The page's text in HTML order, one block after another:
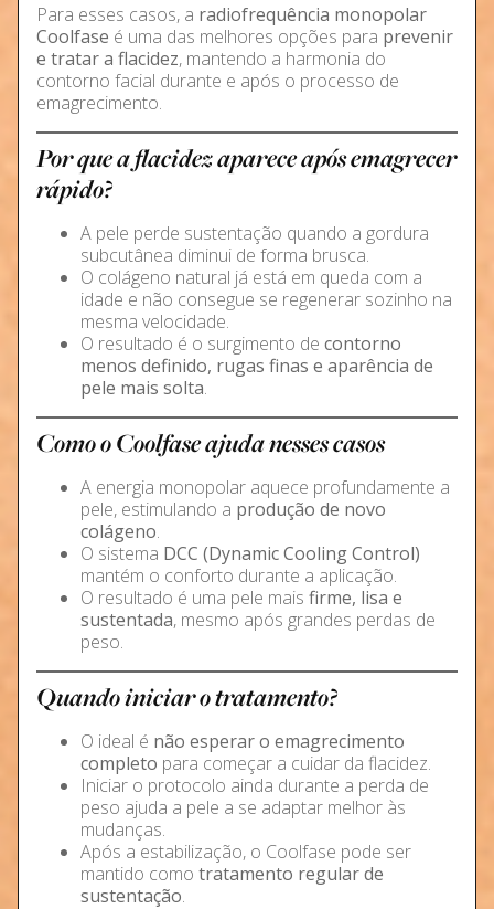
Para esses casos, a radiofrequência monopolar
Coolfase é uma das melhores opções para prevenir
e tratar a flacidez, mantendo a harmonia do
contorno facial durante e após o processo de
emagrecimento.
Por que a flacidez aparece após emagrecer
rápido?
A pele perde sustentação quando a gordura
subcutânea diminui de forma brusca.
O colágeno natural já está em queda com a
idade e não consegue se regenerar sozinho na
mesma velocidade.
O resultado é o surgimento de contorno
menos definido, rugas finas e aparência de
pele mais solta.
Como o Coolfase ajuda nesses casos
A energia monopolar aquece profundamente a
pele, estimulando a produção de novo
colágeno.
O sistema DCC (Dynamic Cooling Control)
mantém o conforto durante a aplicação.
O resultado é uma pele mais firme, lisa e
sustentada, mesmo após grandes perdas de
peso.
Quando iniciar o tratamento?
O ideal é não esperar o emagrecimento
completo para começar a cuidar da flacidez.
Iniciar o protocolo ainda durante a perda de
peso ajuda a pele a se adaptar melhor às
mudanças.
Após a estabilização, o Coolfase pode ser
mantido como tratamento regular de
sustentação.